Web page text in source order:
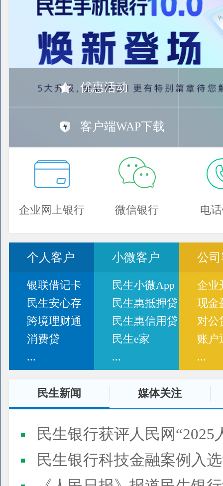
优惠活动
客户端WAP下载
企业网上银行 微信银行 电
个人客户
银联借记卡
民生安心存
跨境理财通
消费贷
...
小微客户
民生小微App
民生惠抵押贷
民生惠信用贷
民生e家
...
公
企业
现金
对公
账户
...
民生新闻 媒体关注
民生银行获评人民网“2025
民生银行科技金融案例入选“2025人民